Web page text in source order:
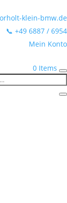
klein-bmw.de
📞 +49 6887 / 6954
Mein Konto
0 Items